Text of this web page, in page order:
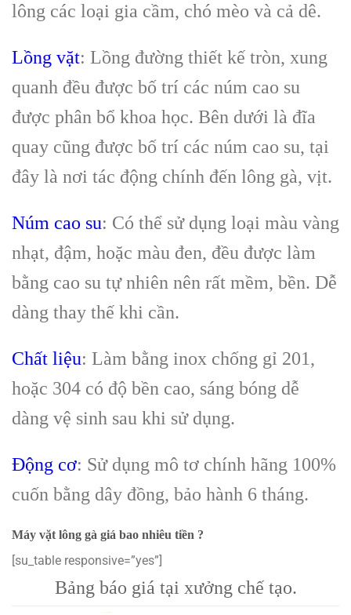
lông các loại gia cầm, chó mèo và cả dê.
Lồng vặt: Lồng đường thiết kế tròn, xung
quanh đều được bố trí các núm cao su
được phân bổ khoa học. Bên dưới là đĩa
quay cũng được bố trí các núm cao su, tại
đây là nơi tác động chính đến lông gà, vịt.
Núm cao su: Có thể sử dụng loại màu vàng
nhạt, đậm, hoặc màu đen, đều được làm
bằng cao su tự nhiên nên rất mềm, bền. Dễ
dàng thay thế khi cần.
Chất liệu: Làm bằng inox chống gỉ 201,
hoặc 304 có độ bền cao, sáng bóng dễ
dàng vệ sinh sau khi sử dụng.
Động cơ: Sử dụng mô tơ chính hãng 100%
cuốn bằng dây đồng, bảo hành 6 tháng.
Máy vặt lông gà giá bao nhiêu tiền ?
[su_table responsive=”yes”]
Bảng báo giá tại xưởng chế tạo.